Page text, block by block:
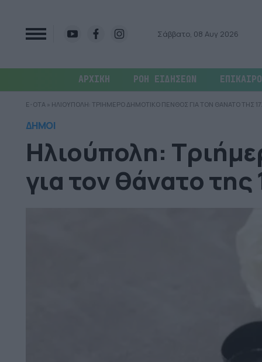
Σάββατο, 08 Αυγ 2026
ΑΡΧΙΚΗ ΡΟΗ ΕΙΔΗΣΕΩΝ
E-OTA » ΗΛΙΟΥΠΟΛΗ: ΤΡΙΗΜΕΡΟ ΔΗΜΟΤΙΚΟ ΠΕΝΘΟΣ ΓΙΑ ΤΟΝ ΘΑΝΑΤΟ ΤΗΣ
ΔΗΜΟΙ
Ηλιούπολη:
για τον θάνατο